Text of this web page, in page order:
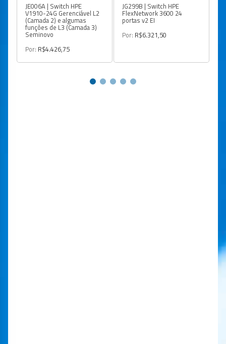
JE006A | Switch HPE
V1910-24G Gerenciável L2
(Camada 2) e algumas
funções de L3 (Camada 3)
Seminovo
Por: R$4.426,75
JG299B | Switch HPE
FlexNetwork 3600 24
portas v2 EI
Por: R$6.321,50